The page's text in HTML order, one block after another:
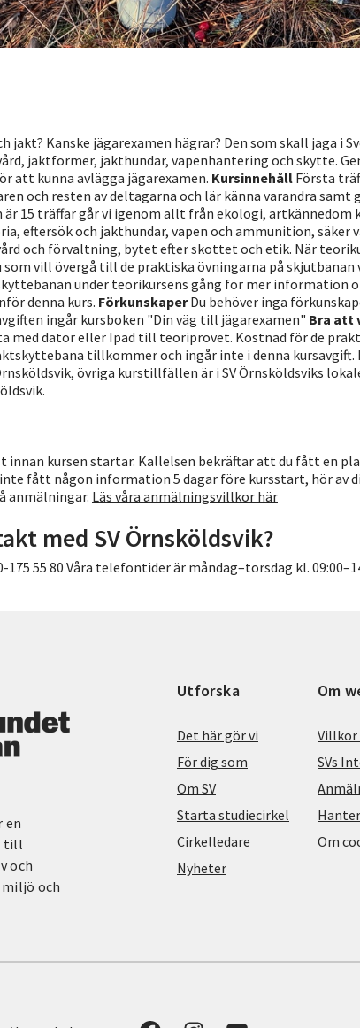
jakt? Kanske jägarexamen hägrar? Den som skall jaga i
jaktformer, jakthundar, vapenhantering och skytte.
att kunna avlägga jägarexamen. Kursinnehåll Första
och resten av deltagarna och lär känna varandra samt
är 15 träffar går vi igenom allt från ekologi, artkännedom
eftersök och jakthundar, vapen och ammunition, säker
och förvaltning, bytet efter skottet och etik. När
vill övergå till de praktiska övningarna på skjutbanan
under teorikursens gång för mer information
denna kurs. FörkunskaperDu behöver inga
ingår kursboken "Din väg till jägarexamen" Bra att
med dator eller Ipad till teoriprovet. Kostnad för de
tillkommer och ingår inte i denna kursavgift.
övriga kurstillfällen är i SV Örnsköldsviks
innan kursen startar. Kallelsen bekräftar att du fått en
fått någon information 5 dagar före kursstart, hör av
anmälningar. Läs våra anmälningsvillkor här
med SV Örnsköldsvik?
55 80 Våra telefontider är måndag–torsdag kl.
en
till
och
och
Utforska
Det här gör vi
För dig som
Om SV
Starta studiecirkel
Cirkelledare
Nyheter
Om
SVs
Om